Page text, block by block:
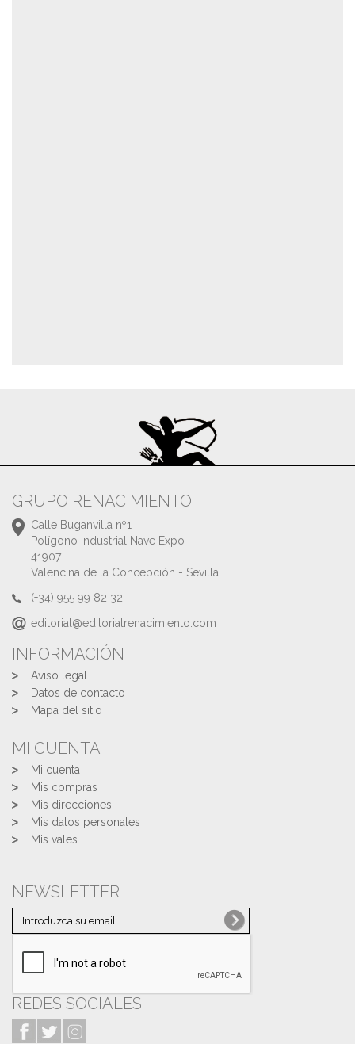
GRUPO RENACIMIENTO
Calle Buganvilla nº1
Polígono Industrial Nave Expo
41907
Valencina de la Concepción - Sevilla
(+34) 955 99 82 32
editorial@editorialrenacimiento.com
INFORMACIÓN
Aviso legal
Datos de contacto
Mapa del sitio
MI CUENTA
Mi cuenta
Mis compras
Mis direcciones
Mis datos personales
Mis vales
NEWSLETTER
REDES SOCIALES